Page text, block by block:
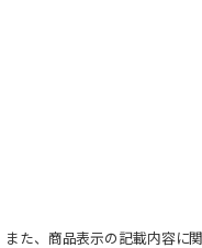
た、商品表示の記載内容に